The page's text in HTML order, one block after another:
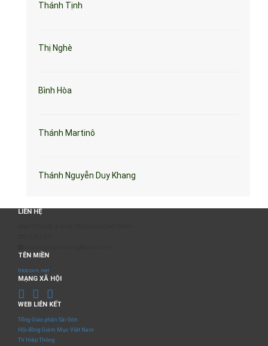
Thánh Tịnh
Thị Nghè
Bình Hòa
Thánh Martinô
Thánh Nguyễn Duy Khang
LIÊN HỆ
TÊN MIỀN
titocovn.net
MẠNG XÃ HỘI
WEB LIÊN KẾT
Tổng Giáo phận Sài Gòn
Hội đồng Giám Mục Việt Nam
TV Hiệp Thông